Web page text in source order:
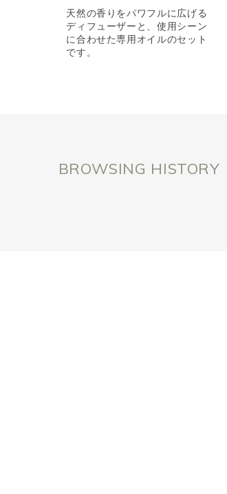
天然の香りをパワフルに広げる
ディフューザーと、使用シーン
に合わせた専用オイルのセット
です。
BROWSING HISTORY